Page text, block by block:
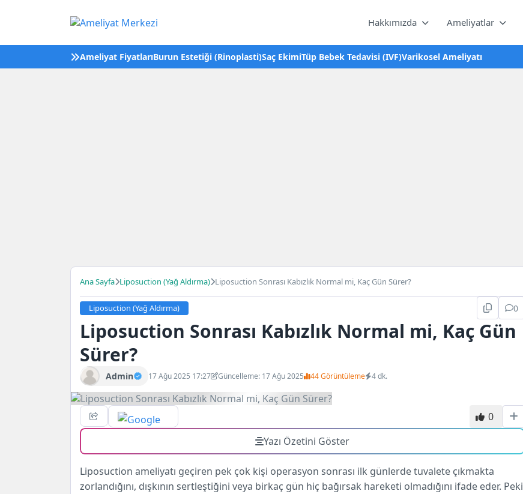
Hakkımızda Ameliyatlar
Ameliyat FiyatlarıBurun Estetiği (Rinoplasti)Saç EkimiTüp Bebek Tedavisi (IVF)Varikosel Ameliyatı
Ana Sayfa Liposuction (Yağ Aldırma) Liposuction Sonrası Kabızlık Normal mi, Kaç Gün Sürer?
Liposuction (Yağ Aldırma) 0
Liposuction Sonrası Kabızlık Normal mi, Kaç Gün
Sürer?
Admin 17 Ağu 2025 17:27 Güncelleme: 17 Ağu 2025 44 Görüntüleme 4 dk.
0
Yazı Özetini Göster
Liposuction ameliyatı geçiren pek çok kişi operasyon sonrası ilk günlerde tuvalete çıkmakta
zorlandığını, dışkının sertleştiğini veya birkaç gün hiç bağırsak hareketi olmadığını ifade eder. Peki